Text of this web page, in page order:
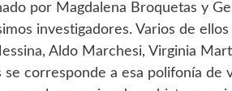
por Magdalena Broquetas y
investigadores. Varios de ellos
Aldo Marchesi, Virginia
corresponde a esa polifonía de